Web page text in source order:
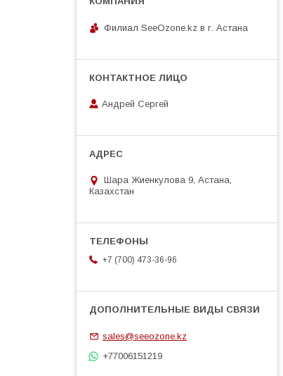
Филиал SeeOzone.kz в г. Астана
Андрей Сергей
Шара Жиенкулова 9, Астана,
Казахстан
+7 (700) 473-36-96
sales@seeozone.kz
+77006151219